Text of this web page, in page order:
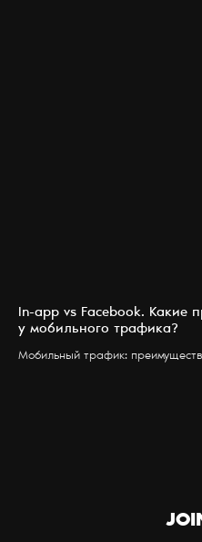
In-app vs Facebook. Какие
у мобильного трафика?
Мобильный трафик:
УСЛУГИ